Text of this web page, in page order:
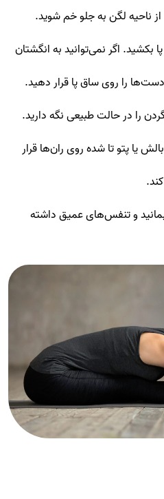
ناحیه لگن به جلو خم شوید.
اگر نمی‌توانید به انگشتان
دست‌ها را روی ساق پا قرار دهید.
را در حالت طبیعی نگه دارید.
یا پتو تا شده روی ران‌ها قرار
برای ۳ تا ۵ دقیقه بمانید و تنفس‌های عمیق داشته